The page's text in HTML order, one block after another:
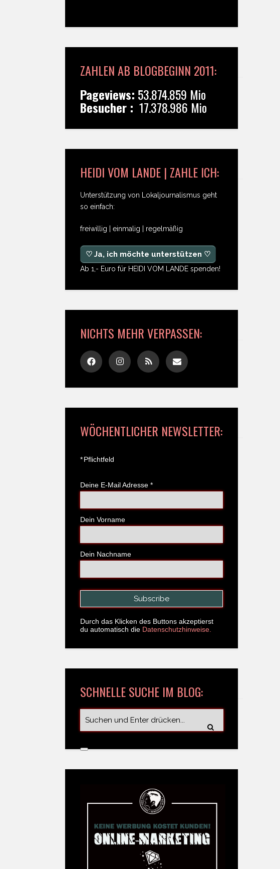
ZAHLEN AB BLOGBEGINN 2011:
Pageviews: 53.874.859 Mio
Besucher : 17.378.986 Mio
HEIDI VOM LANDE | ZAHLE ICH:
Unterstützung von Lokaljournalismus geht
so einfach:
freiwillig | einmalig | regelmäßig
♡ Ja, ich möchte unterstützen ♡
Ab 1,- Euro für HEIDI VOM LANDE spenden!
NICHTS MEHR VERPASSEN:
WÖCHENTLICHER NEWSLETTER:
*Pflichtfeld
Deine E-Mail Adresse *
Dein Vorname
Dein Nachname
Durch das Klicken des Buttons akzeptierst
du automatisch die Datenschutzhinweise.
SCHNELLE SUCHE IM BLOG: